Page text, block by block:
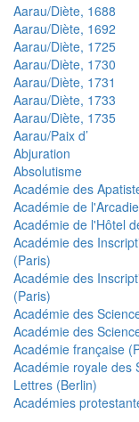
Aarau/Diète, 1688
Aarau/Diète, 1692
Aarau/Diète, 1725
Aarau/Diète, 1730
Aarau/Diète, 1731
Aarau/Diète, 1733
Aarau/Diète, 1735
Aarau/Paix d’
Abjuration
Absolutisme
Académie des
Académie de
Académie de l'Hôtel
Académie des
(Paris)
Académie des
(Paris)
Académie des
Académie des
Académie française
Académie royale des
Lettres (Berlin)
Académies